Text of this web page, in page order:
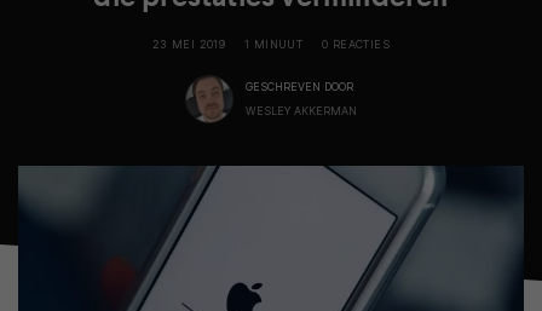
23 MEI 2019 1 MINUUT 0 REACTIES
GESCHREVEN DOOR
WESLEY AKKERMAN